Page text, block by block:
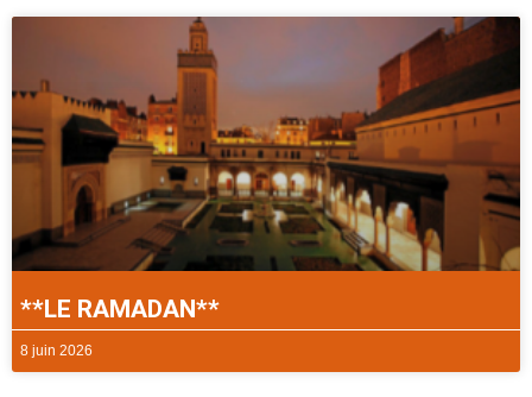
**LE RAMADAN**
8 juin 2026